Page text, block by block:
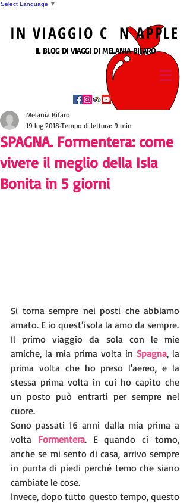
Select Language ▼
IN VIAGGIO C NAPPLE
IL BLOG DI VIAGGI DI MELANIA BIFARO
SPAGNA. Formentera: come
vivere il meglio della Isla
Bonita in 5 giorni
Melania Bifaro
19 lug 2018 Tempo di lettura: 9 min
Si torna sempre nei posti che abbiamo
amato. E io quest’isola la amo da sempre.
Il primo viaggio da sola con le mie
amiche, la mia prima volta in Spagna, la
prima volta che ho preso l'aereo, e la
stessa prima volta in cui ho capito che
un posto può entrarti per sempre nel
cuore.
Sono passati 16 anni dalla mia prima a
volta Formentera. E quando ci torno,
anche se mi sento di casa, arrivo sempre
in punta di piedi perché temo che siano
cambiate le cose.
Invece, dopo tutto questo tempo, questo